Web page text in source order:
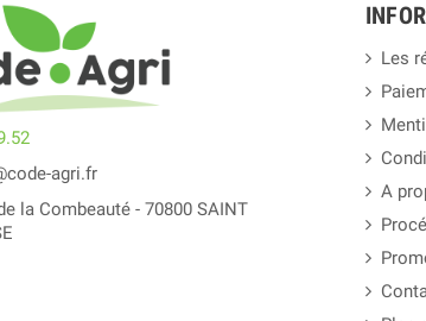
agri.fr
la Combeauté - 70800 SAINT
Les
A